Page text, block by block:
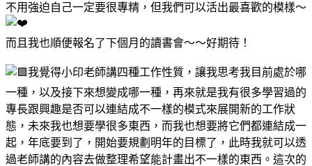
不用強迫自己一定要很專精，但我們可以活出最喜歡的模樣～
而且我也順便報名了下個月的讀書會～～好期待！
我覺得小印老師講四種工作性質，讓我思考我目前處於哪
一種，以及接下來想變成哪一種，再來就是我有很多學習過的
專長跟興趣是否可以連結成不一樣的模式來展開新的工作狀
態，未來我也想要學很多東西，而我也想要將它們都連結成一
起，年底要到了，開始要規劃明年的目標了，此時我就可以透
過老師講的內容去做整理希望能計畫出不一樣的東西。這次的